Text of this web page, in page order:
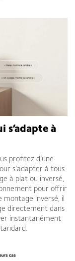
à
profitez d’une
s’adapter à tous
à plat ou inversé,
pour offrir
montage inversé, il
directement dans
instantanément